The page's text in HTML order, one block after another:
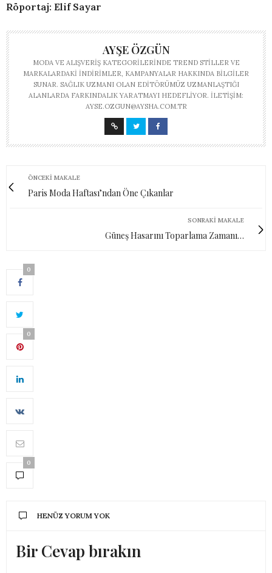
Röportaj: Elif Sayar
AYŞE ÖZGÜN
MODA VE ALIŞVERIŞ KATEGORILERINDE TREND STILLER VE
MARKALARDAKI INDIRIMLER, KAMPANYALAR HAKKINDA BILGILER
SUNAR. SAĞLIK UZMANI OLAN EDITÖRÜMÜZ UZMANLAŞTIĞI
ALANLARDA FARKINDALIK YARATMAYI HEDEFLIYOR. İLETIŞIM:
AYSE.OZGUN@AYSHA.COM.TR
ÖNCEKI MAKALE
Paris Moda Haftası’ndan Öne Çıkanlar
SONRAKI MAKALE
Güneş Hasarını Toparlama Zamanı…
0
0
0
HENÜZ YORUM YOK
Bir Cevap bırakın